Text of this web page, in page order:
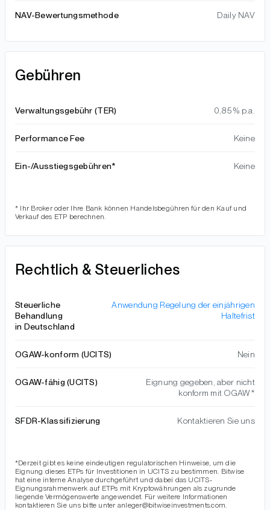
NAV-Bewertungsmethode Daily NAV
Gebühren
Verwaltungsgebühr (TER) 0,85 % p.a.
Performance Fee Keine
Ein-/Ausstiegsgebühren* Keine
* Ihr Broker oder Ihre Bank können Handelsbegühren für den Kauf und
Verkauf des ETP berechnen.
Rechtlich & Steuerliches
Steuerliche
Behandlung
in Deutschland
Anwendung Regelung der einjährigen
Haltefrist
OGAW-konform (UCITS) Nein
OGAW-fähig (UCITS)
Eignung gegeben, aber nicht
konform mit OGAW*
SFDR-Klassifizierung Kontaktieren Sie uns
*Derzeit gibt es keine eindeutigen regulatorischen Hinweise, um die
Eignung dieses ETPs für Investitionen in UCITS zu bestimmen. Bitwise
hat eine interne Analyse durchgeführt und dabei das UCITS-
Eignungsrahmenwerk auf ETPs mit Kryptowährungen als zugrunde
liegende Vermögenswerte angewendet. Für weitere Informationen
kontaktieren Sie uns bitte unter anleger@bitwiseinvestments.com.